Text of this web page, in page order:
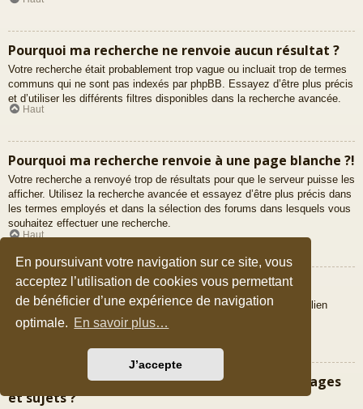
En poursuivant votre navigation sur ce site, vous
acceptez l’utilisation de cookies vous permettant
de bénéficier d’une expérience de navigation
optimale. En savoir plus…
J’accepte
Pourquoi ma recherche ne renvoie aucun résultat ?
Votre recherche était probablement trop vague ou incluait trop de termes
communs qui ne sont pas indexés par phpBB. Essayez d’être plus précis
et d’utiliser les différents filtres disponibles dans la recherche avancée.
Haut
Pourquoi ma recherche renvoie à une page blanche ?!
Votre recherche a renvoyé trop de résultats pour que le serveur puisse les
afficher. Utilisez la recherche avancée et essayez d’être plus précis dans
les termes employés et dans la sélection des forums dans lesquels vous
souhaitez effectuer une recherche.
Haut
Comment puis-je rechercher des membres ?
Veuillez vous rendre sur la liste des membres puis cliquer sur le lien
« Trouver un membre ».
Haut
Comment puis-je retrouver mes propres messages
et sujets ?